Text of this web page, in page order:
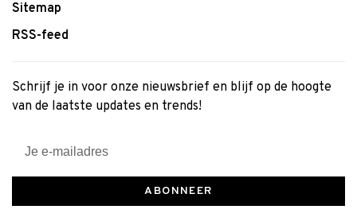
Sitemap
RSS-feed
Schrijf je in voor onze nieuwsbrief en blijf op de hoogte
van de laatste updates en trends!
ABONNEER